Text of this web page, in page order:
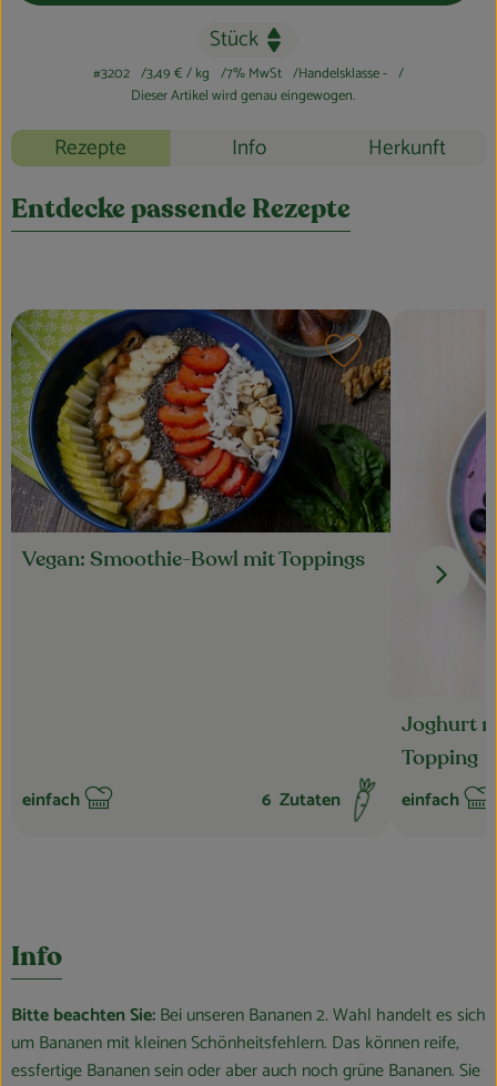
#3202 3,49 €/ kg 7% MwSt
Handelsklasse -
Dieser Artikel wird genau eingewogen.
Rezepte Info Herkunft
Entdecke passende Rezepte
Vegan: Smoothie-Bowl mit Toppings
Schwierigkeit:
einfach 6 Zutaten
Rezept zu
Joghurt
Topping
einfach
Info
Bitte beachten Sie:Bei unseren Bananen 2. Wahl handelt es sich
um Bananen mit kleinen Schönheitsfehlern. Das können reife,
essfertige Bananen sein oder aber auch noch grüne Bananen. Sie